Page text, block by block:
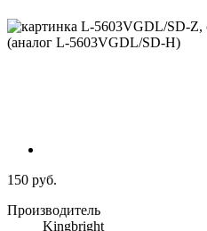
150 руб.
Производитель
Kingbright